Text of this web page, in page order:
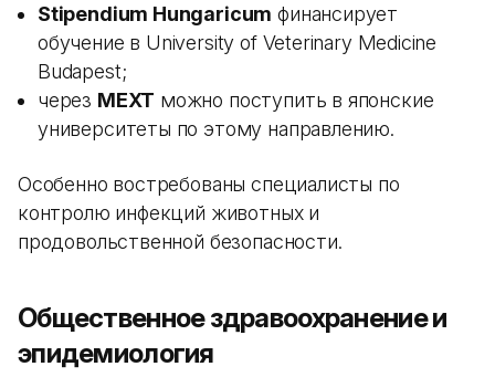
Stipendium Hungaricum финансирует
обучение в University of Veterinary Medicine
Budapest;
через MEXT можно поступить в японские
университеты по этому направлению.
Особенно востребованы специалисты по
контролю инфекций животных и
продовольственной безопасности.
Общественное здравоохранение и
эпидемиология